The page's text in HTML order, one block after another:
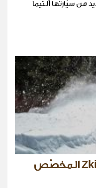
من سيّارتها ألتيما
نيسان تبتكر مفهوم 370 Zki المخصّص